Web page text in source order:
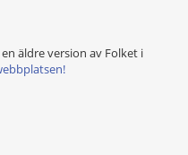
äldre version av Folket i